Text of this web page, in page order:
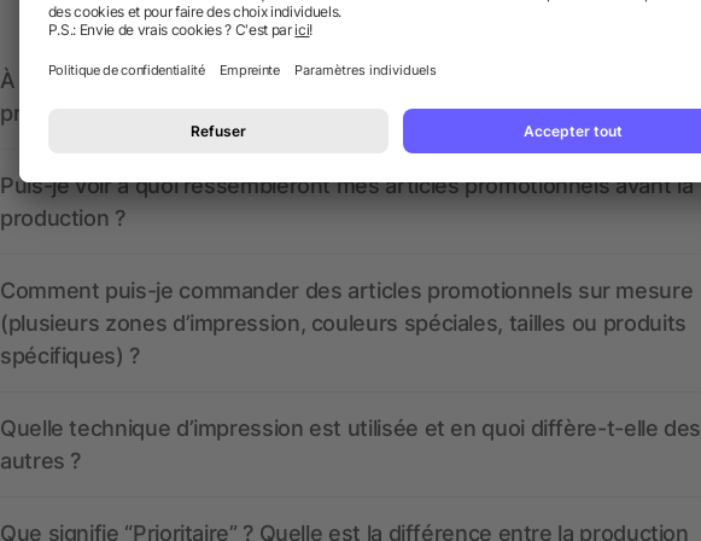
À quoi doivent ressembler les données d’impression ? allbranded
propose-t-il un service pour les créer ?
Puis-je voir à quoi ressembleront mes articles promotionnels avant la
production ?
Comment puis-je commander des articles promotionnels sur mesure
(plusieurs zones d’impression, couleurs spéciales, tailles ou produits
spécifiques) ?
Quelle technique d’impression est utilisée et en quoi diffère-t-elle des
autres ?
Que signifie “Prioritaire” ? Quelle est la différence entre la production